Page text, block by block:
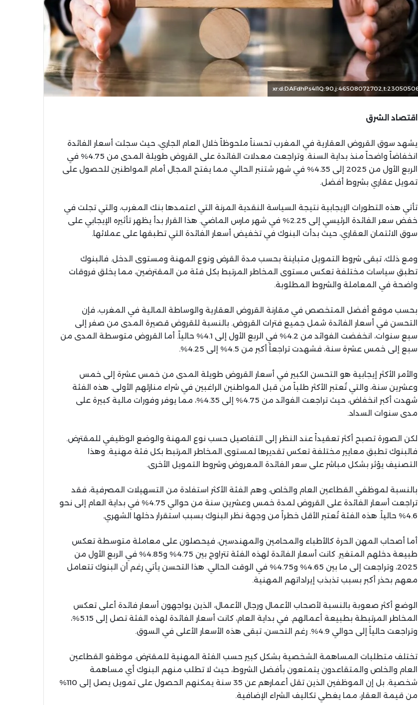
اقتصاد الشرق
يشهد سوق القروض العقارية في المغرب تحسناً ملحوظاً خلال العام الجاري، حيث سجلت أسعار الفائدة
انخفاضاً واضحاً منذ بداية السنة. وتراجعت معدلات الفائدة على القروض طويلة المدى من 4.75% في
الربع الأول من 2025 إلى 4.35% في شهر شتنبر الحالي، مما يفتح المجال أمام المواطنين للحصول على
تمويل عقاري بشروط أفضل.
تأتي هذه التطورات الإيجابية نتيجة السياسة النقدية المرنة التي اعتمدها بنك المغرب، والتي تجلت في
خفض سعر الفائدة الرئيسي إلى 2.25% في شهر مارس الماضي. هذا القرار بدأ يظهر تأثيره الإيجابي على
سوق الائتمان العقاري، حيث بدأت البنوك في تخفيض أسعار الفائدة التي تطبقها على عملائها.
ومع ذلك، تبقى شروط التمويل متباينة بحسب مدة القرض ونوع المهنة ومستوى الدخل. فالبنوك
تطبق سياسات مختلفة تعكس مستوى المخاطر المرتبط بكل فئة من المقترضين، مما يخلق فروقات
واضحة في المعاملة والشروط المطلوبة.
بحسب موقع أفضل المتخصص في مقارنة القروض العقارية والوساطة المالية في المغرب، فإن
التحسن في أسعار الفائدة شمل جميع فترات القروض. بالنسبة للقروض قصيرة المدى من صفر إلى
سبع سنوات، انخفضت الفوائد من 4.2% في الربع الأول إلى 4.1% حالياً. أما القروض متوسطة المدى من
سبع إلى خمس عشرة سنة، فشهدت تراجعاً أكبر من 4.5% إلى 4.25%.
والأمر الأكثر إيجابية هو التحسن الكبير في أسعار القروض طويلة المدى من خمس عشرة إلى خمس
وعشرين سنة، والتي تُعتبر الأكثر طلباً من قبل المواطنين الراغبين في شراء منازلهم الأولى. هذه الفئة
شهدت أكبر انخفاض، حيث تراجعت الفوائد من 4.75% إلى 4.35%، مما يوفر وفورات مالية كبيرة على
مدى سنوات السداد.
لكن الصورة تصبح أكثر تعقيداً عند النظر إلى التفاصيل حسب نوع المهنة والوضع الوظيفي للمقترض.
فالبنوك تطبق معايير مختلفة تعكس تقديرها لمستوى المخاطر المرتبط بكل فئة مهنية. وهذا
التصنيف يؤثر بشكل مباشر على سعر الفائدة المعروض وشروط التمويل الأخرى.
بالنسبة لموظفي القطاعين العام والخاص، وهم الفئة الأكثر استفادة من التسهيلات المصرفية، فقد
تراجعت أسعار الفائدة على القروض لمدة خمس وعشرين سنة من حوالي 4.75% في بداية العام إلى نحو
4.6% حالياً. هذه الفئة تُعتبر الأقل خطراً من وجهة نظر البنوك بسبب استقرار دخلها الشهري.
أما أصحاب المهن الحرة كالأطباء والمحامين والمهندسين، فيحصلون على معاملة متوسطة تعكس
طبيعة دخلهم المتغير. كانت أسعار الفائدة لهذه الفئة تتراوح بين 4.75% و4.85% في الربع الأول من
2025، وتراجعت إلى ما بين 4.65% و4.75% في الوقت الحالي. هذا التحسن يأتي رغم أن البنوك تتعامل
معهم بحذر أكبر بسبب تذبذب إيراداتهم المهنية.
الوضع أكثر صعوبة بالنسبة لأصحاب الأعمال ورجال الأعمال، الذين يواجهون أسعار فائدة أعلى تعكس
المخاطر المرتبطة بطبيعة أعمالهم. في بداية العام، كانت أسعار الفائدة لهذه الفئة تصل إلى 5.15%،
وتراجعت حالياً إلى حوالي 4.9%. رغم التحسن، تبقى هذه الأسعار الأعلى في السوق.
تختلف متطلبات المساهمة الشخصية بشكل كبير حسب الفئة المهنية للمقترض. موظفو القطاعين
العام والخاص والمتقاعدون يتمتعون بأفضل الشروط، حيث لا تطلب منهم البنوك أي مساهمة
شخصية. بل إن الموظفين الذين تقل أعمارهم عن 35 سنة يمكنهم الحصول على تمويل يصل إلى 110%
من قيمة العقار، مما يغطي تكاليف الشراء الإضافية.